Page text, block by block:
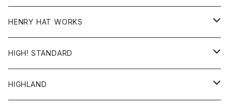
HENRY HAT WORKS
帽子
HIGH! STANDARD
アウター
HIGHLAND